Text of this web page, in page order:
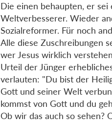
Die einen behaupten, er sei
Weltverbesserer. Wieder
Sozialreformer. Für noch
Alle diese Zuschreibungen
wer Jesus wirklich
Urteil der Jünger
verlauten: "Du bist der
Gott und seiner Welt
kommst von Gott und du
Ob wir das auch so sehen?